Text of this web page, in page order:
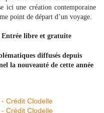
ici une création contemporaine
point de départ d’un voyage.
Entrée libre et gratuite
diffusés depuis
la nouveauté de cette année